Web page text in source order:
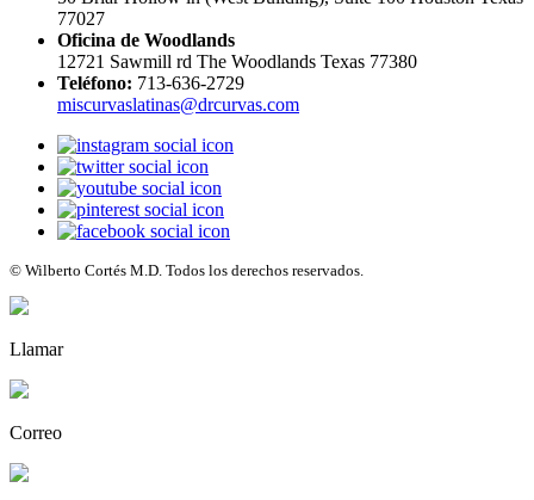
77027
Oficina de Woodlands
12721 Sawmill rd The Woodlands Texas 77380
Teléfono: 713-636-2729
miscurvaslatinas@drcurvas.com
© Wilberto Cortés M.D. Todos los derechos reservados.
Llamar
Correo